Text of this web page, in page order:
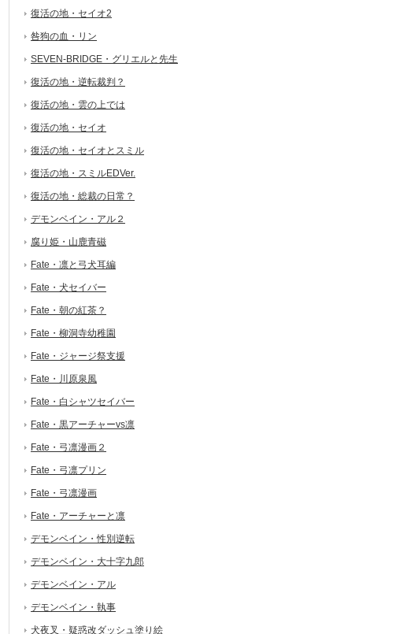
復活の地・セイオ2
咎狗の血・リン
SEVEN-BRIDGE・グリエルと先生
復活の地・逆転裁判？
復活の地・雲の上では
復活の地・セイオ
復活の地・セイオとスミル
復活の地・スミルEDVer.
復活の地・総裁の日常？
デモンベイン・アル２
腐り姫・山鹿青磁
Fate・凛と弓犬耳編
Fate・犬セイバー
Fate・朝の紅茶？
Fate・柳洞寺幼稚園
Fate・ジャージ祭支援
Fate・川原泉風
Fate・白シャツセイバー
Fate・黒アーチャーvs凛
Fate・弓凛漫画２
Fate・弓凛プリン
Fate・弓凛漫画
Fate・アーチャーと凛
デモンベイン・性別逆転
デモンベイン・大十字九郎
デモンベイン・アル
デモンベイン・執事
犬夜叉・疑惑改ダッシュ塗り絵